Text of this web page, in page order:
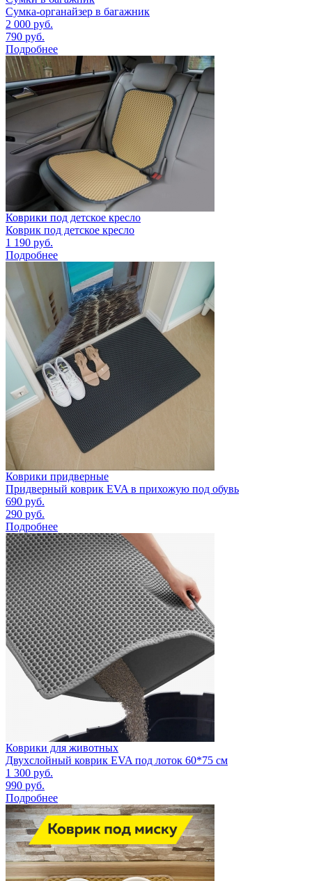
Сумка-органайзер в багажник
2 000 руб.
790 руб.
Подробнее
Коврики под детское кресло
Коврик под детское кресло
1 190 руб.
Подробнее
Коврики придверные
Придверный коврик EVA в прихожую под обувь
690 руб.
290 руб.
Подробнее
Коврики для животных
Двухслойный коврик EVA под лоток 60*75 см
1 300 руб.
990 руб.
Подробнее